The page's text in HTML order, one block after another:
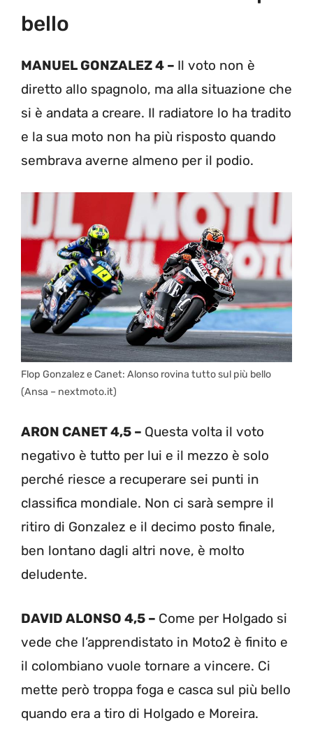
bello
MANUEL GONZALEZ 4 – Il voto non è
diretto allo spagnolo, ma alla situazione che
si è andata a creare. Il radiatore lo ha tradito
e la sua moto non ha più risposto quando
sembrava averne almeno per il podio.
Flop Gonzalez e Canet: Alonso rovina tutto sul più bello
(Ansa – nextmoto.it)
ARON CANET 4,5 – Questa volta il voto
negativo è tutto per lui e il mezzo è solo
perché riesce a recuperare sei punti in
classifica mondiale. Non ci sarà sempre il
ritiro di Gonzalez e il decimo posto finale,
ben lontano dagli altri nove, è molto
deludente.
DAVID ALONSO 4,5 – Come per Holgado si
vede che l’apprendistato in Moto2 è finito e
il colombiano vuole tornare a vincere. Ci
mette però troppa foga e casca sul più bello
quando era a tiro di Holgado e Moreira.